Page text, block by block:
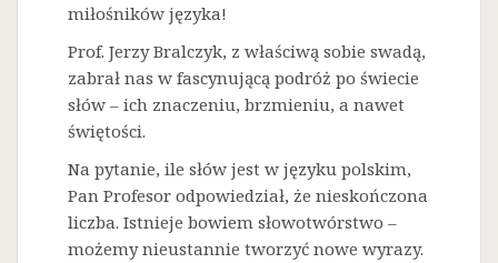
miłośników języka!
Prof. Jerzy Bralczyk, z właściwą sobie swadą,
zabrał nas w fascynującą podróż po świecie
słów – ich znaczeniu, brzmieniu, a nawet
świętości.
Na pytanie, ile słów jest w języku polskim,
Pan Profesor odpowiedział, że nieskończona
liczba. Istnieje bowiem słowotwórstwo –
możemy nieustannie tworzyć nowe wyrazy.